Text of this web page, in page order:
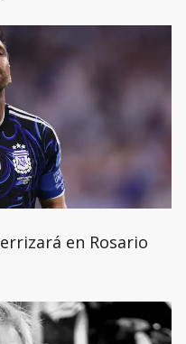
en Rosario